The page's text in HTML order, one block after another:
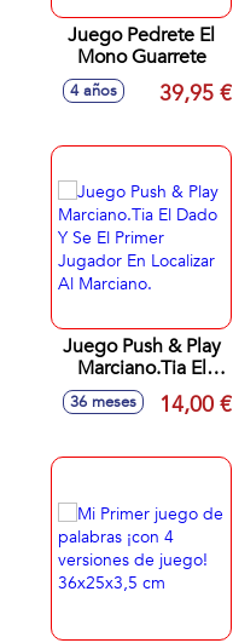
Juego Pedrete El
Mono Guarrete
4 años 39,95 €
Juego Push & Play
Marciano.Tia El
Dado Y Se El
Primer Jugador En
Marciano.
36 meses 14,00 €